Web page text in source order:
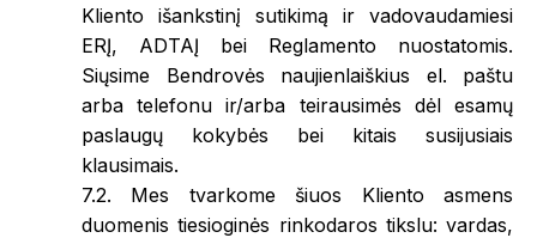
Kliento išankstinį sutikimą ir vadovaudamiesi
ERĮ, ADTAĮ bei Reglamento nuostatomis.
Siųsime Bendrovės naujienlaiškius el. paštu
arba telefonu ir/arba teirausimės dėl esamų
paslaugų kokybės bei kitais susijusiais
klausimais.
7.2. Mes tvarkome šiuos Kliento asmens
duomenis tiesioginės rinkodaros tikslu: vardas,